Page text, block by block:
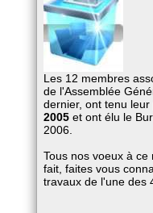
Les 12 membres
de l'Assemblée
dernier, ont tenu
2005 et ont élu le
2006.
Tous nos voeux à
fait, faites vous
travaux de l'une des